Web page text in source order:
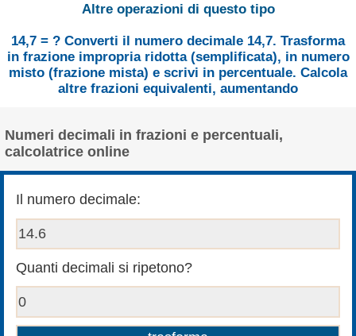
Altre operazioni di questo tipo
14,7 = ? Converti il numero decimale 14,7. Trasforma
in frazione impropria ridotta (semplificata), in numero
misto (frazione mista) e scrivi in percentuale. Calcola
altre frazioni equivalenti, aumentando
Numeri decimali in frazioni e percentuali,
calcolatrice online
Il numero decimale:
Quanti decimali si ripetono?